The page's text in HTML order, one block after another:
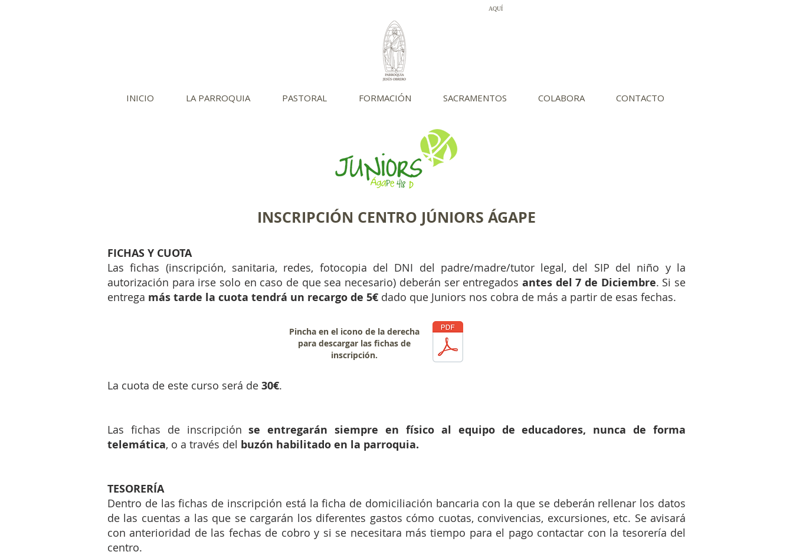
AQUÍ
INICIO LA PARROQUIA PASTORAL FORMACIÓN SACRAMENTOS COLABORA CONTACTO
INSCRIPCIÓN CENTRO JÚNIORS ÁGAPE
FICHAS Y CUOTA
Las fichas (inscripción, sanitaria, redes, fotocopia del DNI del padre/madre/tutor legal, del SIP del niño y la
autorización para irse solo en caso de que sea necesario) deberán ser entregados antes del 7 de Diciembre. Si se
entrega más tarde la cuota tendrá un recargo de 5€ dado que Juniors nos cobra de más a partir de esas fechas.
La cuota de este curso será de 30€.
Las fichas de inscripciónse entregarán siempre en físico al equipo de educadores, nunca de forma
telemática, o a través del buzón habilitado en la parroquia.
TESORERÍA
Dentro de las fichas de inscripción está la ficha de domiciliación bancaria con la que se deberán rellenar los datos
de las cuentas a las que se cargarán los diferentes gastos cómo cuotas, convivencias, excursiones, etc. Se avisará
con anterioridad de las fechas de cobro y si se necesitara más tiempo para el pago contactar con la tesorería del
centro.
Pincha en el icono de la derecha
para descargar las fichas de
inscripción.